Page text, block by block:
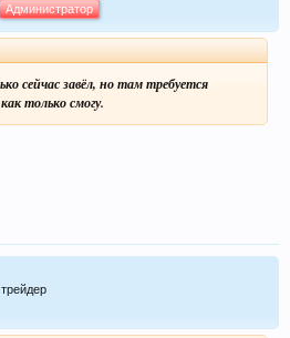
Администратор
сейчас завёл, но там требуется
только смогу.